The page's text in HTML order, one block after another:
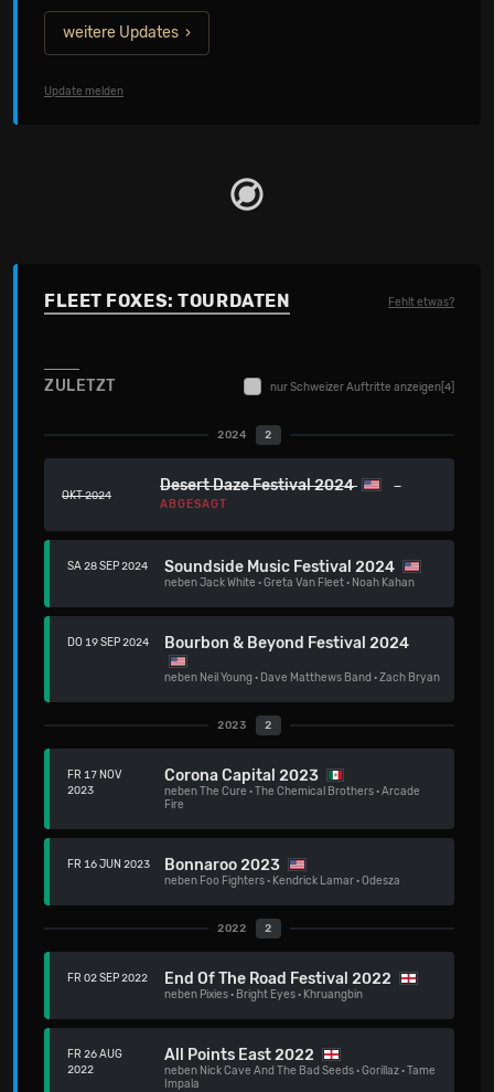
weitere Updates
Update melden
FLEET FOXES: TOURDATEN Fehlt etwas?
ZULETZT nur Schweizer Auftritte anzeigen [4]
2024 2
OKT 2024
Desert Daze Festival 2024
ABGESAGT
SA 28 SEP 2024 Soundside Music Festival 2024
nebenJack White ·Greta Van Fleet· Noah Kahan
DO 19 SEP 2024 Bourbon & Beyond Festival 2024
neben Neil Young· Dave Matthews Band ·Zach Bryan
2023 2
FR 17 NOV
2023
Corona Capital 2023
nebenThe Cure ·The Chemical Brothers·Arcade
Fire
FR 16 JUN 2023 Bonnaroo 2023
neben Foo Fighters· Kendrick Lamar·Odesza
2022 2
FR 02 SEP 2022 End Of The Road Festival 2022
neben Pixies· Bright Eyes· Khruangbin
FR 26 AUG
2022
All Points East 2022
neben Nick Cave And The Bad Seeds·Gorillaz·Tame
Impala